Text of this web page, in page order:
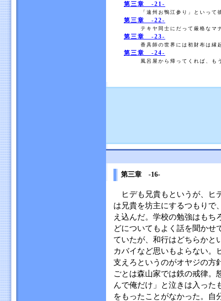
第三章 -21-
「遠州お鴨江参り」といっ
第三章 -22-
テキヤ同士にだって厳格な
第三章 -23-
香具師の世界には初財布は
第三章 -24-
風呂屋から帰ってくれば、
第三章 -16-
ヒデも兄貴もというが、ヒ
は兄貴を坊主にするつもりで
え込んだ。学校の勉強はもち
どについてもよく話を聞かせ
ていたが、和行はどちらかと
カバイなど思いもよらない。
支えろというのがオヤジの方
ごとは森山家では鉄の戒律。
んで俺だけ」と泣きは入った
をもったことがなかった。自